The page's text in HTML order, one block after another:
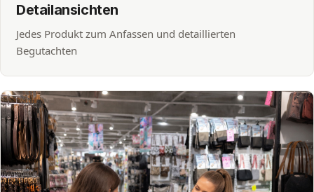
Detailansichten
Jedes Produkt zum Anfassen und detaillierten
Begutachten